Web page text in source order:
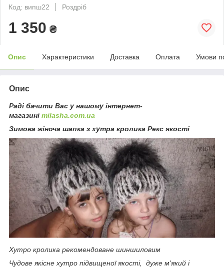
Код: випш22
Роздріб
1 350 ₴
Опис Характеристики Доставка Оплата Умови
Опис
Раді бачити Вас у нашому інтернет-
магазині milasha.сom.ua
Зимова жіноча шапка з хутра кролика Рекс якості
Хутро кролика рекомендоване шиншиловим
Чудове якісне хутро підвищеної якості, дуже м'який і